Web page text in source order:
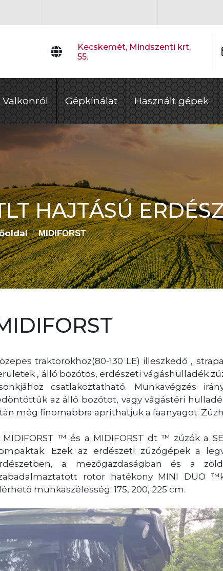
Kecskemét, Mindszenti krt.
55.
Valkonról Gépkínálat Használt gépek
HAJTÁSÚ
MIDIFORST
traktorokhoz(80-130 LE) illeszkedő ,
, álló bozótos, erdészeti vágáshulladék
csatlakoztatható. Munkavégzés
az álló bozótot, vagy vágástéri
még finomabbra apríthatjuk a faanyagot.
MIDIFORST ™ és a MIDIFORST dt ™ zúzók a
Ezek az erdészeti zúzógépek a
a mezőgazdaságban és a
rotor hatékony MINI DUO
munkaszélesség: 175, 200, 225 cm.